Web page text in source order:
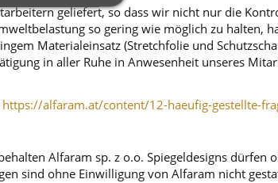
geliefert, so dass wir nicht nur die
so gering wie möglich zu halten,
Materialeinsatz (Stretchfolie und
in aller Ruhe in Anwesenheit unseres
https://alfaram.at/content/12-haeufig-gestellte-
Alfaram sp. z o.o. Spiegeldesigns dürfen
sind ohne Einwilligung von Alfaram nicht